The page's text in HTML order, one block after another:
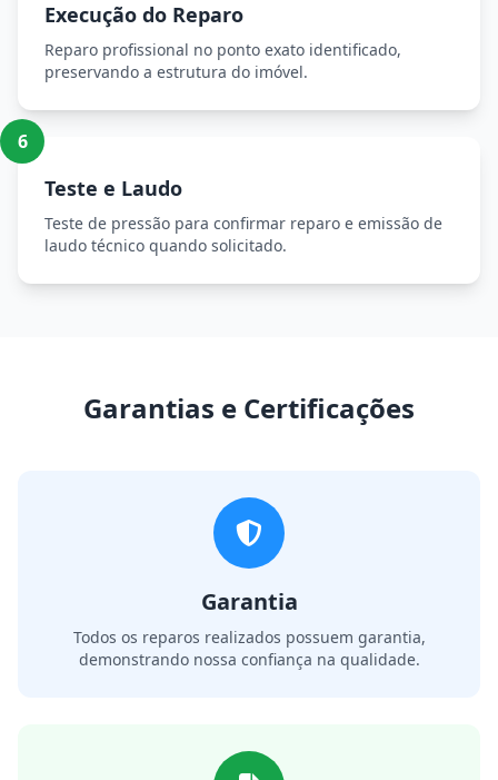
Execução do Reparo
Reparo profissional no ponto exato identificado,
preservando a estrutura do imóvel.
6
Teste e Laudo
Teste de pressão para confirmar reparo e emissão de
laudo técnico quando solicitado.
Garantias e Certificações
Garantia
Todos os reparos realizados possuem garantia,
demonstrando nossa confiança na qualidade.